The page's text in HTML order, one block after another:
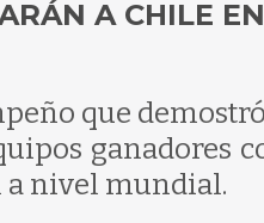
A CHILE
que
ganadores
nivel mundial.